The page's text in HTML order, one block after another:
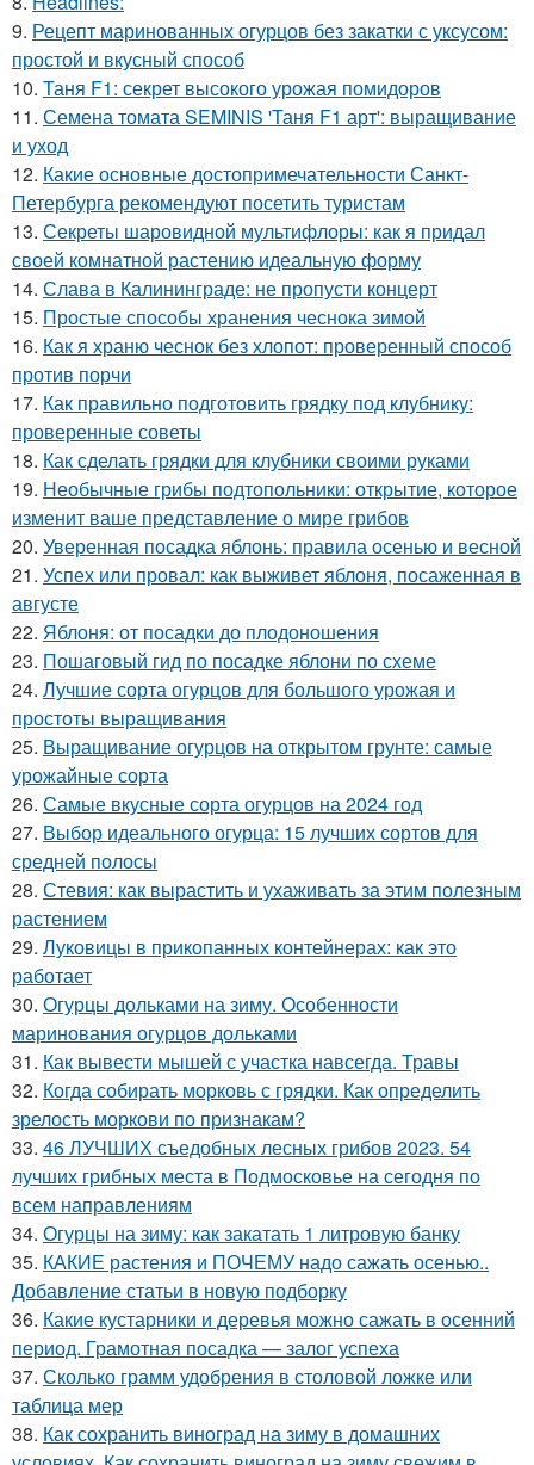
9. Рецепт маринованных огурцов без закатки с уксусом:
простой и вкусный способ
10. Таня F1: секрет высокого урожая помидоров
11. Семена томата SEMINIS 'Таня F1 арт': выращивание
и уход
12. Какие основные достопримечательности Санкт-
Петербурга рекомендуют посетить туристам
13. Секреты шаровидной мультифлоры: как я придал
своей комнатной растению идеальную форму
14. Слава в Калининграде: не пропусти концерт
15. Простые способы хранения чеснока зимой
16. Как я храню чеснок без хлопот: проверенный способ
против порчи
17. Как правильно подготовить грядку под клубнику:
проверенные советы
18. Как сделать грядки для клубники своими руками
19. Необычные грибы подтопольники: открытие, которое
изменит ваше представление о мире грибов
20. Уверенная посадка яблонь: правила осенью и весной
21. Успех или провал: как выживет яблоня, посаженная в
августе
22. Яблоня: от посадки до плодоношения
23. Пошаговый гид по посадке яблони по схеме
24. Лучшие сорта огурцов для большого урожая и
простоты выращивания
25. Выращивание огурцов на открытом грунте: самые
урожайные сорта
26. Самые вкусные сорта огурцов на 2024 год
27. Выбор идеального огурца: 15 лучших сортов для
средней полосы
28. Стевия: как вырастить и ухаживать за этим полезным
растением
29. Луковицы в прикопанных контейнерах: как это
работает
30. Огурцы дольками на зиму. Особенности
маринования огурцов дольками
31. Как вывести мышей с участка навсегда. Травы
32. Когда собирать морковь с грядки. Как определить
зрелость моркови по признакам?
33. 46 ЛУЧШИХ съедобных лесных грибов 2023. 54
лучших грибных места в Подмосковье на сегодня по
всем направлениям
34. Огурцы на зиму: как закатать 1 литровую банку
35. КАКИЕ растения и ПОЧЕМУ надо сажать осенью..
Добавление статьи в новую подборку
36. Какие кустарники и деревья можно сажать в осенний
период. Грамотная посадка — залог успеха
37. Сколько грамм удобрения в столовой ложке или
таблица мер
38. Как сохранить виноград на зиму в домашних